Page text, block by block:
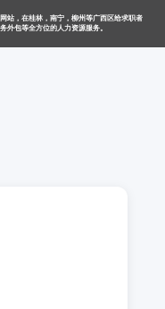
站，在桂林，南宁，柳州等广西区给求职者
外包等全方位的人力资源服务。